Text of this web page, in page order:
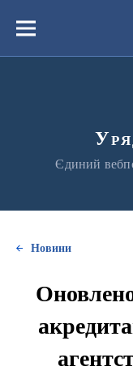
вмістуМеню
Єдиний
Новини